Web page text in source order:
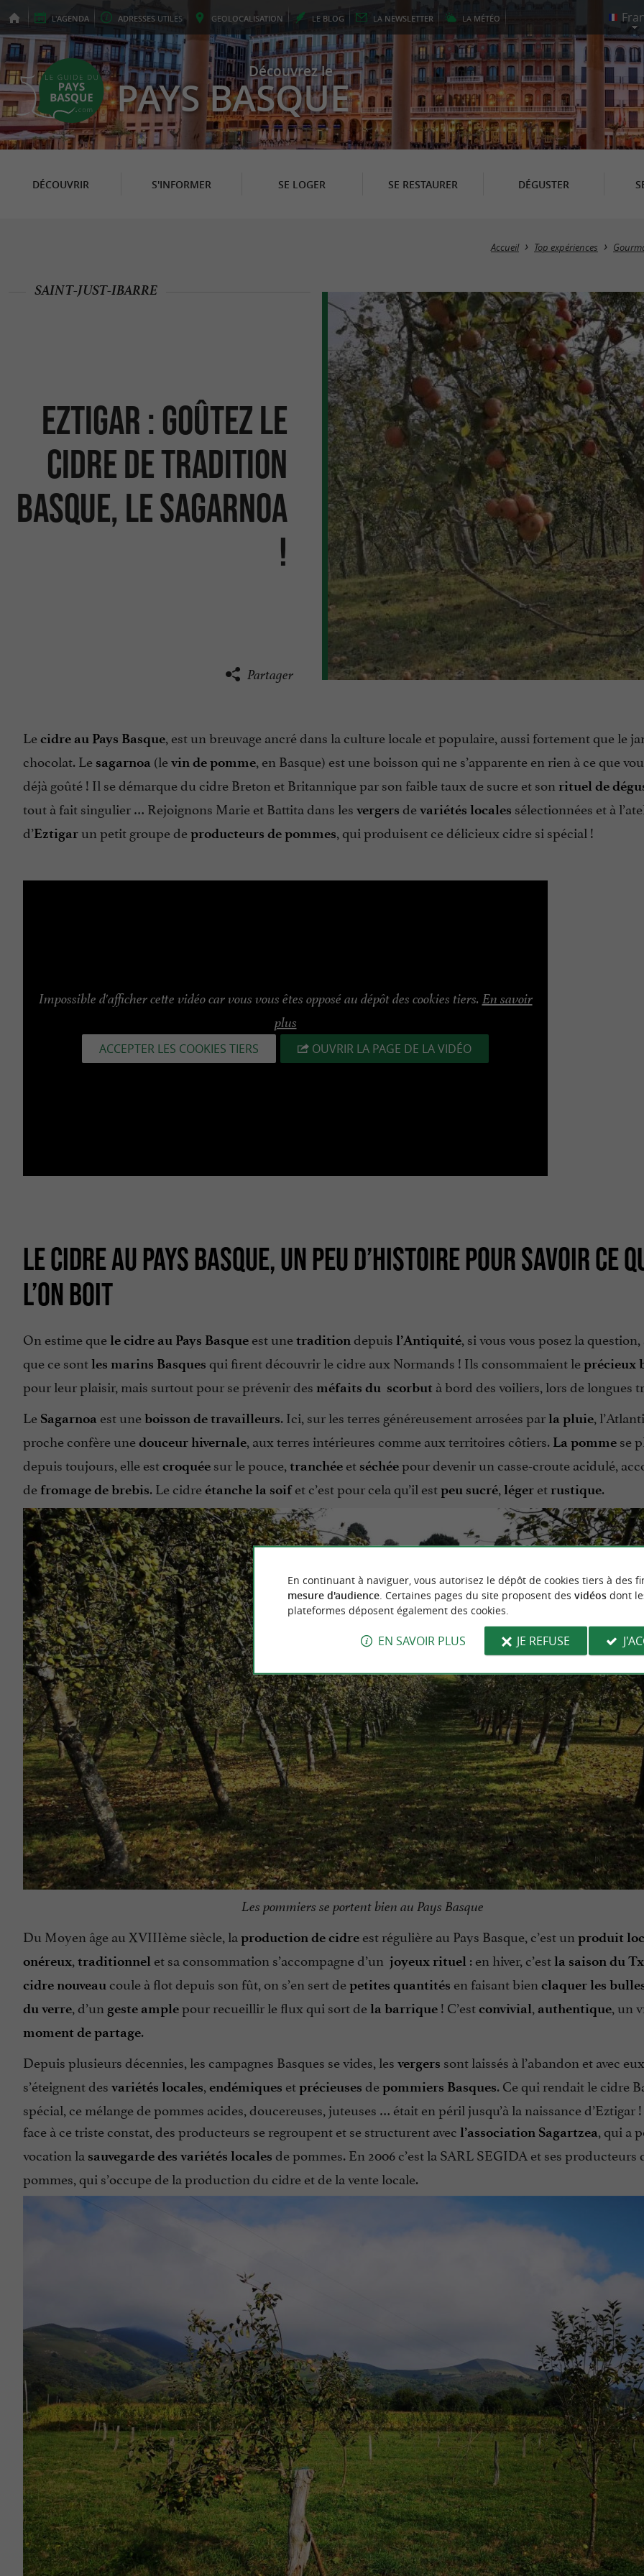
L'AGENDA ADRESSES UTILES GEOLOCALISATION LE BLOG LA NEWSLETTER LA MÉTÉO
Découvrez le
PAYS BASQUE
DÉCOUVRIR S'INFORMER SE LOGER SE RESTAURER DÉGUSTER
Accueil Top expériences
Eztigar : Goûtez le
cidre de tradition
Basque, le Sagarnoa
!
SAINT-JUST-IBARRE
Partager
Lecidre au Pays Basque, est un breuvage ancré dans la culture locale et populaire, aussi fortement que le
chocolat. Le sagarnoa (levin de pomme, en Basque) est une boisson qui ne s’apparente en rien à ce que
déjà goûté ! Il se démarque du cidre Breton et Britannique par son faible taux de sucre et son rituel de
tout à fait singulier … Rejoignons Marie et Battita dans les vergers devariétés locales sélectionnées et à
d’Eztigar un petit groupe deproducteurs de pommes, qui produisent ce délicieux cidre si spécial !
Impossible d'afficher cette vidéo car vous vous êtes opposé au dépôt des cookies tiers. En savoir
plus
ACCEPTER LES COOKIES TIERS OUVRIR LA PAGE DE LA VIDÉO
LE CIDRE AU PAYS BASQUE, UN PEU D’HISTOIRE POUR SAVOIR CE
L’ON BOIT
On estime quele cidre au Pays Basque est unetraditiondepuis l’Antiquité, si vous vous posez la question,
que ce sontles marins Basques qui firent découvrir le cidre aux Normands ! Ils consommaient leprécieux
pour leur plaisir, mais surtout pour se prévenir des méfaits du scorbut à bord des voiliers, lors de longues
Le Sagarnoa est uneboisson de travailleurs. Ici, sur les terres généreusement arrosées parla pluie,
proche confère unedouceur hivernale, aux terres intérieures comme aux territoires côtiers. La pomme se
depuis toujours, elle estcroquée sur le pouce, tranchée et séchéepour devenir un casse-croute acidulé,
de fromage de brebis. Le cidreétanche la soifet c’est pour cela qu’il estpeu sucré, léger et rustique.
Les pommiers se portent bien au Pays Basque
Du Moyen âge au XVIIIème siècle, la production de cidre est régulière au Pays Basque, c’est un produit
onéreux, traditionnel et sa consommation s’accompagne d’un joyeux rituel : en hiver, c’estla saison du
cidre nouveau coule à flot depuis son fût, on s’en sert depetites quantités en faisant bien claquer les
du verre, d’un geste amplepour recueillir le flux qui sort dela barrique ! C’estconvivial, authentique, un
moment de partage.
Depuis plusieurs décennies, les campagnes Basques se vides, les vergers sont laissés à l’abandon et avec eux
s’éteignent des variétés locales, endémiques etprécieuses depommiers Basques. Ce qui rendait le cidre
spécial, ce mélange de pommes acides, doucereuses, juteuses … était en péril jusqu’à la naissance d’Eztigar !
face à ce triste constat, des producteurs se regroupent et se structurent avec l’association Sagartzea, qui a
vocation la sauvegarde des variétés locales de pommes. En 2006 c’est la SARL SEGIDA et ses producteurs
pommes, qui s’occupe de la production du cidre et de la vente locale.
En continuant à naviguer, vous autorisez le dépôt de cookies tiers à des
mesure d'audience. Certaines pages du site proposent des vidéosdont
plateformes déposent également des cookies.
EN SAVOIR PLUS JE REFUSE